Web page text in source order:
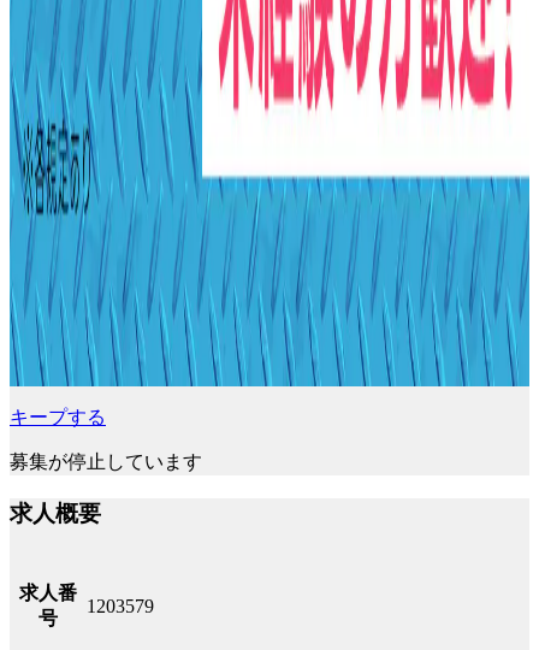
キープする
募集が停止しています
求人概要
求人番
号
1203579